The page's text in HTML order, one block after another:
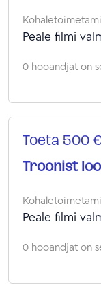
Peale filmi
0 hooandjat on
Toeta 500
Troonist
Peale filmi
0 hooandjat on